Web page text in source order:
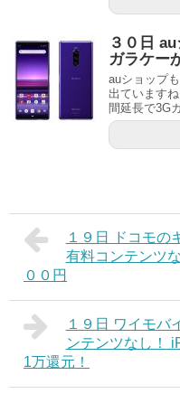
３０日
ガラケー
auショップ
出ています
間延長で3G
１９日 ドコモの
有料コンテンツ
００円
１９日 ワイモバ
ンテンツなし！
1万還元！